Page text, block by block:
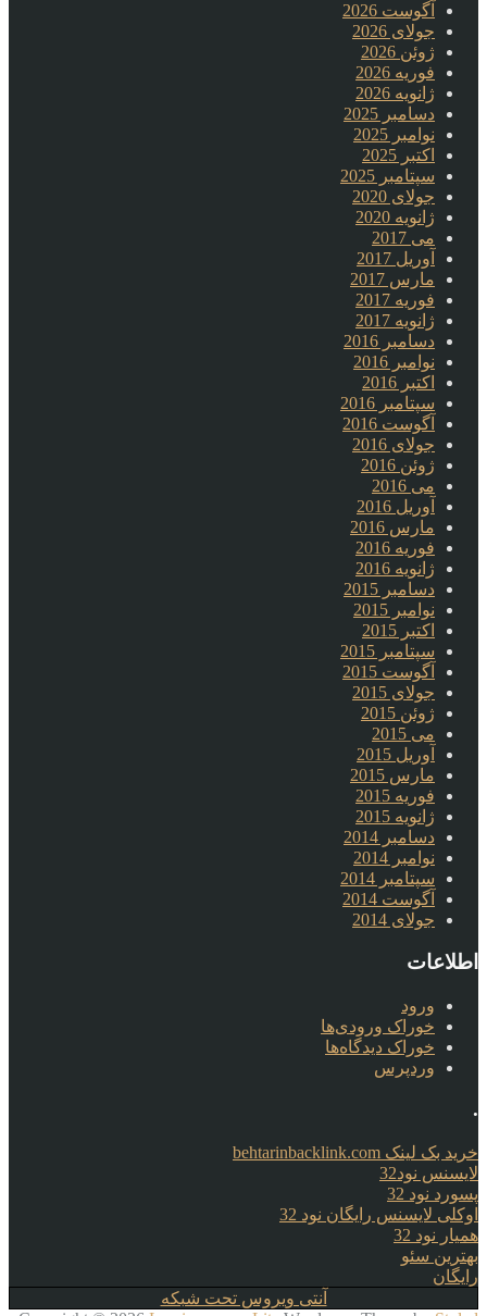
آگوست 2026
جولای 2026
ژوئن 2026
فوریه 2026
ژانویه 2026
دسامبر 2025
نوامبر 2025
اکتبر 2025
سپتامبر 2025
جولای 2020
ژانویه 2020
می 2017
آوریل 2017
مارس 2017
فوریه 2017
ژانویه 2017
دسامبر 2016
نوامبر 2016
اکتبر 2016
سپتامبر 2016
آگوست 2016
جولای 2016
ژوئن 2016
می 2016
آوریل 2016
مارس 2016
فوریه 2016
ژانویه 2016
دسامبر 2015
نوامبر 2015
اکتبر 2015
سپتامبر 2015
آگوست 2015
جولای 2015
ژوئن 2015
می 2015
آوریل 2015
مارس 2015
فوریه 2015
ژانویه 2015
دسامبر 2014
نوامبر 2014
سپتامبر 2014
آگوست 2014
جولای 2014
اطلاعات
ورود
خوراک ورودی‌ها
خوراک دیدگاه‌ها
وردپرس
.
خرید بک لینک behtarinbacklink.com
لایسنس نود32
پسورد نود 32
اوکلی لایسنس رایگان نود 32
همیار نود 32
بهترین سئو
رایگان
آنتی ویروس تحت شبکه